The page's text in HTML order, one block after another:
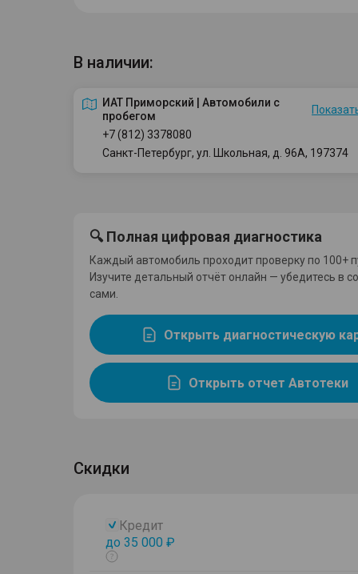
В наличии:
ИАТ Приморский | Автомобили с
пробегом
+7 (812) 3378080
Санкт-Петербург, ул. Школьная, д. 96А, 197374
🔍 Полная цифровая диагностика
Каждый автомобиль проходит проверку по 100+
Изучите детальный отчёт онлайн — убедитесь в
сами.
Открыть диагностическую
Открыть отчет Автотеки
Скидки
Кредит
до 35 000 ₽
Показать